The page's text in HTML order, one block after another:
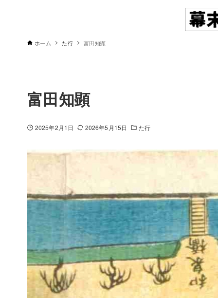
ホーム た行 富田知顕
富田知顕
2025年2月1日 2026年5月15日 た行